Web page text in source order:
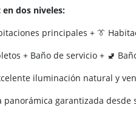
dos niveles:
principales + 👔
+ Baño de servicio + 🚽
iluminación natural y
panorámica garantizada